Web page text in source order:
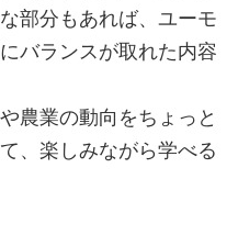
部分もあれば、ユーモ
バランスが取れた内容
農業の動向をちょっと
、楽しみながら学べる